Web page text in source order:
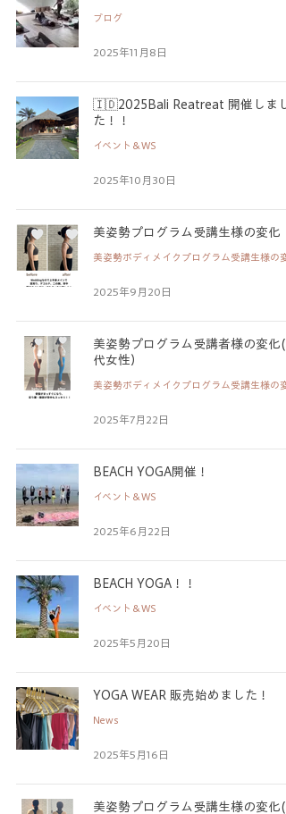
ブログ
2025年11月8日
🇮🇩2025Bali Reatreat 開催しまし
た！！
イベント＆WS
2025年10月30日
美姿勢プログラム受講生様の変化
美姿勢ボディメイクプログラム受講生様の
2025年9月20日
美姿勢プログラム受講者様の変化
代女性）
美姿勢ボディメイクプログラム受講生様の
2025年7月22日
BEACH YOGA開催！
イベント＆WS
2025年6月22日
BEACH YOGA！！
イベント＆WS
2025年5月20日
YOGA WEAR 販売始めました！
News
2025年5月16日
美姿勢プログラム受講生様の変化